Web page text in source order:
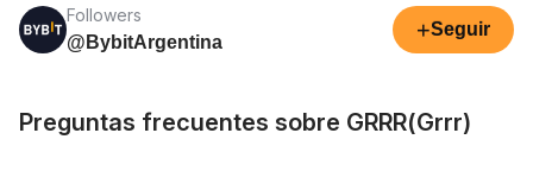
Followers
@BybitArgentina
+Seguir
Preguntas frecuentes sobre GRRR(Grrr)